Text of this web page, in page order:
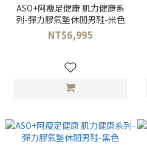
ASO+阿瘦足健康 肌力健康系
列-彈力膠氣墊休閒男鞋-米色
NT$6,995